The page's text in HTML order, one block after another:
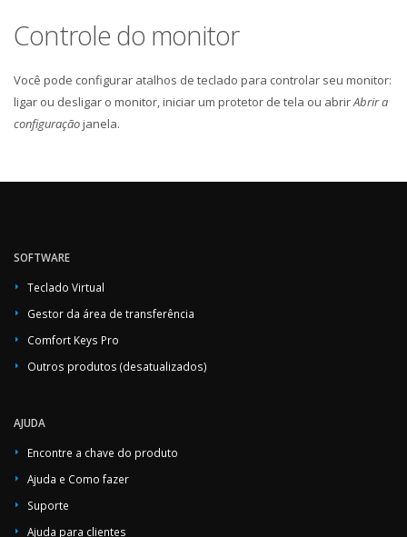
Controle do monitor
Você pode configurar atalhos de teclado para controlar seu monitor:
ligar ou desligar o monitor, iniciar um protetor de tela ou abrirAbrir a
configuraçãojanela.
SOFTWARE
Teclado Virtual
Gestor da área de transferência
Comfort Keys Pro
Outros produtos (desatualizados)
AJUDA
Encontre a chave do produto
Ajuda e Como fazer
Suporte
Ajuda para clientes